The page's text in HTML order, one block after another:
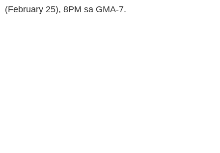
(February 25), 8PM sa GMA-7.